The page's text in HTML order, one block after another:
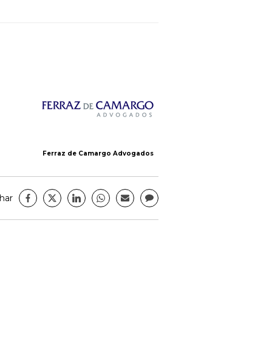
Ferraz de Camargo Advogados